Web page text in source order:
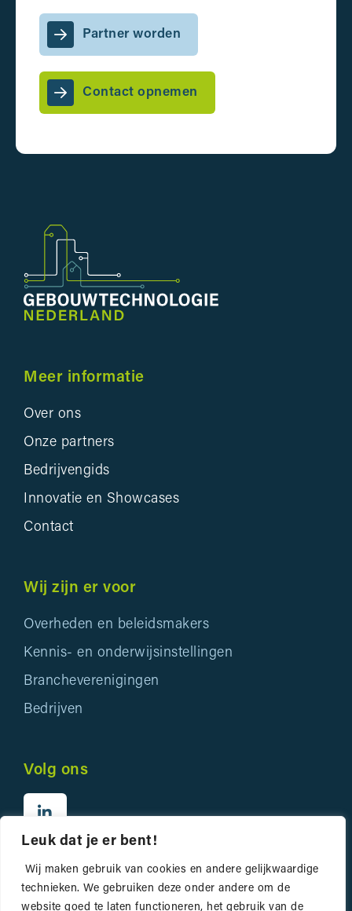
Leuk dat je er bent!
Wij maken gebruik van cookies en andere gelijkwaardige
technieken. We gebruiken deze onder andere om de
website goed te laten functioneren, het gebruik van de
Partner worden
Contact opnemen
Meer informatie
Over ons
Onze partners
Bedrijvengids
Innovatie en Showcases
Contact
Wij zijn er voor
Overheden en beleidsmakers
Kennis- en onderwijsinstellingen
Brancheverenigingen
Bedrijven
Volg ons